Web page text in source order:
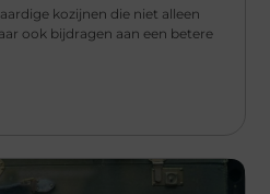
kozijnen die niet alleen
ook bijdragen aan een betere